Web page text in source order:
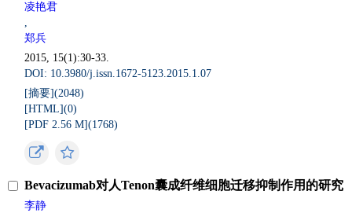
凌艳君
,
郑兵
2015, 15(1):30-33.
DOI: 10.3980/j.issn.1672-5123.2015.1.07
[摘要](2048)
[HTML](0)
[PDF 2.56 M](1768)
Bevacizumab对人Tenon囊成纤维细胞迁移抑制作用的研究
李静